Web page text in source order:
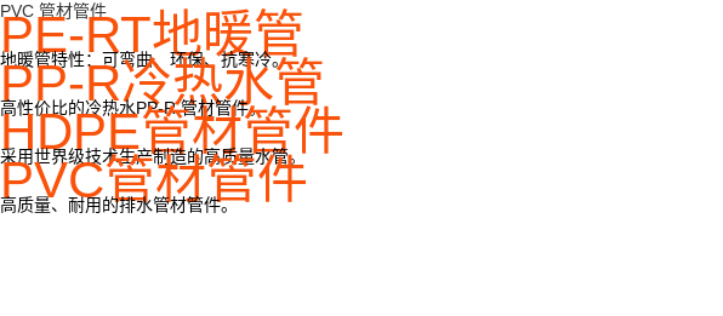
PVC 管材管件
PE-RT地暖管
地暖管特性：可弯曲、环保、抗寒冷。
PP-R冷热水管
高性价比的冷热水PP-R 管材管件。
HDPE管材管件
采用世界级技术生产制造的高质量水管。
PVC管材管件
高质量、耐用的排水管材管件。